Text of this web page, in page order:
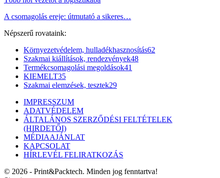
A csomagolás ereje: útmutató a sikeres…
Népszerű rovataink:
Környezetvédelem, hulladékhasznosítás62
Szakmai kiállítások, rendezvények48
Termékcsomagolási megoldások41
KIEMELT35
Szakmai elemzések, tesztek29
IMPRESSZUM
ADATVÉDELEM
ÁLTALÁNOS SZERZŐDÉSI FELTÉTELEK
(HIRDETŐI)
MÉDIAAJÁNLAT
KAPCSOLAT
HÍRLEVÉL FELIRATKOZÁS
© 2026 - Print&Packtech. Minden jog fenntartva!